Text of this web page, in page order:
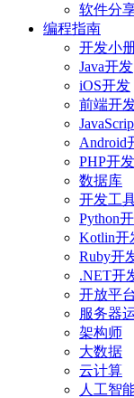
软件分
编程指南
开发小
Java开发
iOS开发
前端开
Android
PHP开发
数据库
开发工
Python
Kotlin开
Ruby开
.NET开
开放平台
服务器
架构师
大数据
云计算
人工智